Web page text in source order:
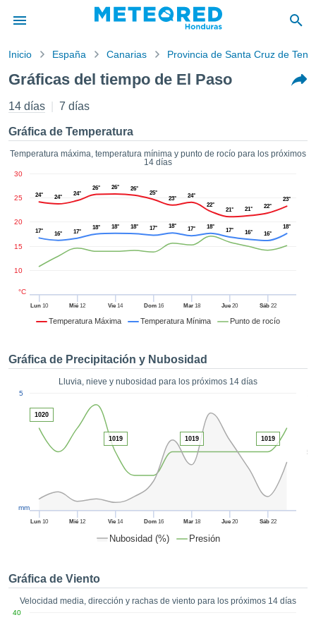
de
ha sido
por
para
que la
calidad.
a este
las
y
digital
basada
permite
coste.
de todas
ya sean
en
así como
un perfil
ACEPTAR
CONTINUAR
Inicio España Canarias Provincia de Santa Cruz de
Gráficas del tiempo de El Paso
14 días 7 días
Gráfica de Temperatura
Temperatura máxima, temperatura mínima y punto de rocío para los próximos
14 días
Temperatura Máxima Temperatura Mínima Punto de rocío
Lun 10 Mié 12 Vie 14 Dom16 Mar18 Jue 20 Sáb22
10
15
20
25
30
°C
24° 24°
24°
26° 26° 26°
25°
23°
24°
22°
21° 21° 22°
23°
17° 16° 17°
18° 18° 18° 17° 18° 17° 18°
17° 16° 16°
18°
Gráfica de Precipitación y Nubosidad
Lluvia, nieve y nubosidad para los próximos 14 días
Nubosidad (%) Presión
50
Lun 10 Mié 12 Vie 14 Dom16 Mar18 Jue 20 Sáb22
5
mm
1020
1019 1019 1019
Gráfica de Viento
Velocidad media, dirección y rachas de viento para los próximos 14 días
40